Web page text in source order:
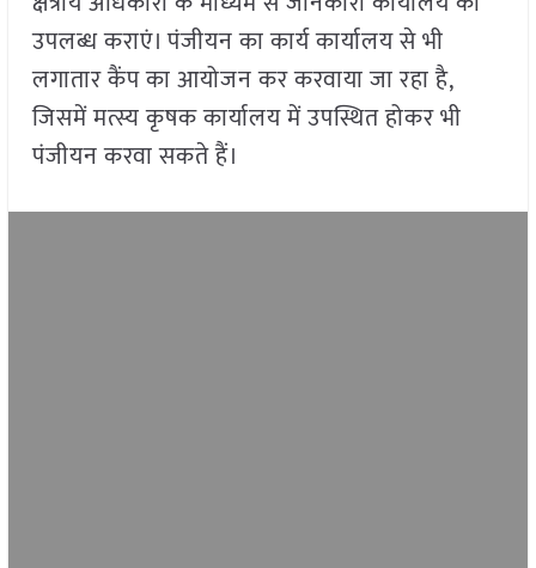
उपलब्ध कराएं। पंजीयन का कार्य कार्यालय से भी
लगातार कैंप का आयोजन कर करवाया जा रहा है,
जिसमें मत्स्य कृषक कार्यालय में उपस्थित होकर भी
पंजीयन करवा सकते हैं।